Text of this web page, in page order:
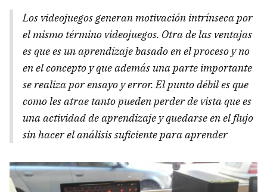
Los videojuegos generan motivación intrínseca por
el mismo término videojuegos. Otra de las ventajas
es que es un aprendizaje basado en el proceso y no
en el concepto y que además una parte importante
se realiza por ensayo y error. El punto débil es que
como les atrae tanto pueden perder de vista que es
una actividad de aprendizaje y quedarse en el flujo
sin hacer el análisis suficiente para aprender